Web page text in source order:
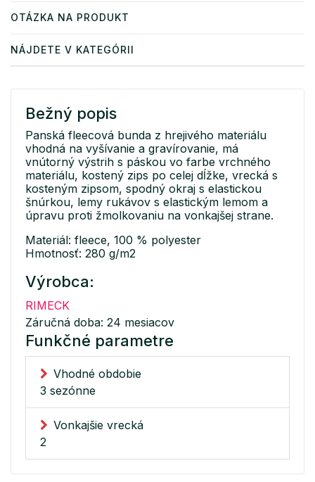
OTÁZKA NA PRODUKT
NÁJDETE V KATEGÓRII
Bežný popis
Panská fleecová bunda z hrejivého materiálu
vhodná na vyšívanie a gravírovanie, má
vnútorný výstrih s páskou vo farbe vrchného
materiálu, kostený zips po celej dĺžke, vrecká s
kosteným zipsom, spodný okraj s elastickou
šnúrkou, lemy rukávov s elastickým lemom a
úpravu proti žmolkovaniu na vonkajšej strane.
Materiál: fleece, 100 % polyester
Hmotnosť: 280 g/m2
Výrobca:
RIMECK
Záručná doba: 24 mesiacov
Funkčné parametre
Vhodné obdobie
3 sezónne
Vonkajšie vrecká
2